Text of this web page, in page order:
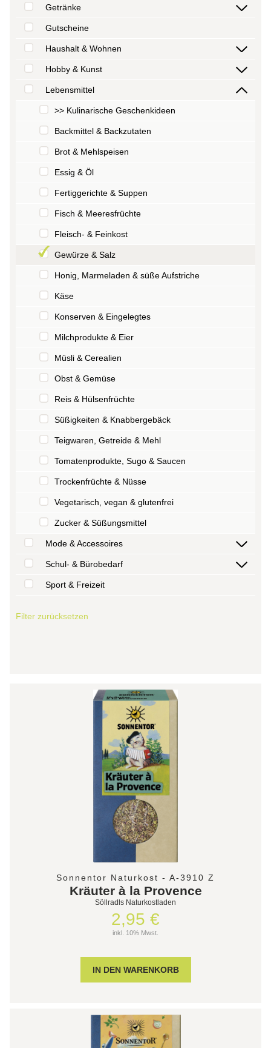
Getränke
Gutscheine
Haushalt & Wohnen
Hobby & Kunst
Lebensmittel
>> Kulinarische Geschenkideen
Backmittel & Backzutaten
Brot & Mehlspeisen
Essig & Öl
Fertiggerichte & Suppen
Fisch & Meeresfrüchte
Fleisch- & Feinkost
Gewürze & Salz
Honig, Marmeladen & süße Aufstriche
Käse
Konserven & Eingelegtes
Milchprodukte & Eier
Müsli & Cerealien
Obst & Gemüse
Reis & Hülsenfrüchte
Süßigkeiten & Knabbergebäck
Teigwaren, Getreide & Mehl
Tomatenprodukte, Sugo & Saucen
Trockenfrüchte & Nüsse
Vegetarisch, vegan & glutenfrei
Zucker & Süßungsmittel
Mode & Accessoires
Schul- & Bürobedarf
Sport & Freizeit
Filter zurücksetzen
Sonnentor Naturkost - A-3910 Z
Kräuter à la Provence
Söllradls Naturkostladen
2,95 €
inkl. 10% Mwst.